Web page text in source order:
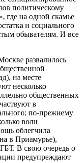
политическому
где на одной скамье
и социального
обывателям. И все
развалилось
на месте
несколько
общественных
в
по-прежнему
волн
облегчила
в Приамурье),
В свою очередь о
предупреждают